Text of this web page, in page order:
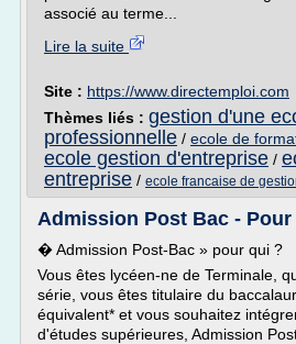
associé au terme...
Lire la suite
Site : https://www.directemploi.com
Thèmes liés : gestion d'une
professionnelle / ecole de
ecole gestion d'entreprise /
entreprise / ecole francaise de
Admission Post Bac - Pour
� Admission Post-Bac » pour qui ?
Vous êtes lycéen-ne de Terminale,
série, vous êtes titulaire du
équivalent* et vous souhaitez
d'études supérieures, Admission